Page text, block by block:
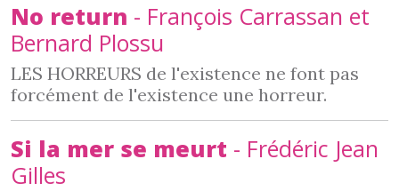
No return - François Carrassan et
Bernard Plossu
LES HORREURS de l'existence ne font pas
forcément de l'existence une horreur.
Si la mer se meurt - Frédéric Jean
Gilles